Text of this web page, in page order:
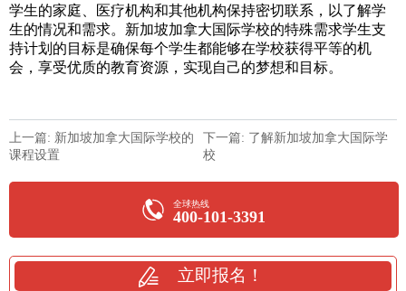
学生的家庭、医疗机构和其他机构保持密切联系，以了解学
生的情况和需求。新加坡加拿大国际学校的特殊需求学生支
持计划的目标是确保每个学生都能够在学校获得平等的机
会，享受优质的教育资源，实现自己的梦想和目标。
上一篇: 新加坡加拿大国际学校的
课程设置
下一篇: 了解新加坡加拿大国际学
校
全球热线
400-101-3391
立即报名！